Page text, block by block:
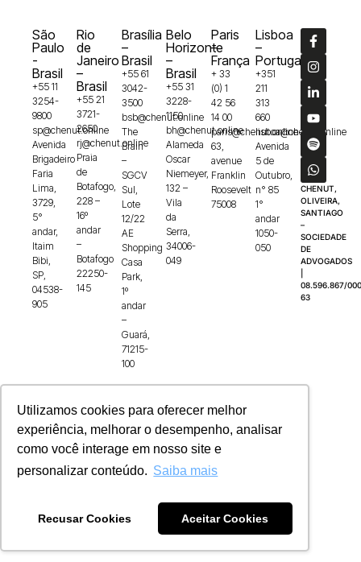
Utilizamos cookies para oferecer melhor
experiência, melhorar o desempenho, analisar
como você interage em nosso site e
personalizar conteúdo. Saiba mais
Recusar Cookies Aceitar Cookies
São
Paulo
-
Brasil
+55 11
3254-
9800
sp@chenut.online
Avenida
Brigadeiro
Faria
Lima,
3729,
5°
andar,
Itaim
Bibi,
SP,
04538-
905
Rio
de
Janeiro
–
Brasil
+55 21
3721-
2650
rj@chenut.online
Praia
de
Botafogo,
228 –
16º
andar
–
Botafogo
22250-
145
Brasília
–
Brasil
+55 61
3042-
3500
bsb@chenut.online
The
Brain
–
SGCV
Sul,
Lote
12/22
AE
Shopping
Casa
Park,
1º
andar
–
Guará,
71215-
100
Belo
Horizonte
–
Brasil
+55 31
3228-
1150
bh@chenut.online
Alameda
Oscar
Niemeyer,
132 –
Vila
da
Serra,
34006-
049
Paris
–
França
+ 33
(0) 1
42 56
14 00
paris@chenut.online
63,
avenue
Franklin
Roosevelt
75008
Lisboa
–
Portugal
+351
211
313
660
lisboa@chenut.online
Avenida
5 de
Outubro,
n° 85
1°
andar
1050-
050
CHENUT,
OLIVEIRA,
SANTIAGO
–
SOCIEDADE
DE
ADVOGADOS
08.596.867/
63